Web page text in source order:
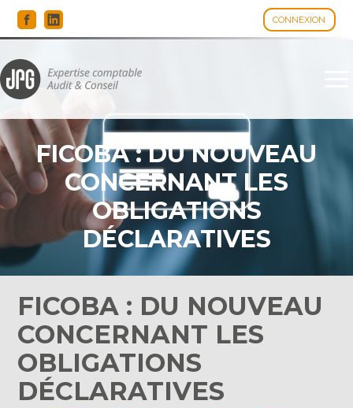
CONNEXION
Aller
au
FICOBA : DU NOUVEAU
CONCERNANT LES
OBLIGATIONS
DÉCLARATIVES
FICOBA : DU NOUVEAU
CONCERNANT LES
OBLIGATIONS
DÉCLARATIVES